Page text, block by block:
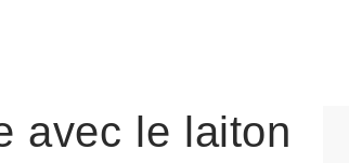
avec le laiton